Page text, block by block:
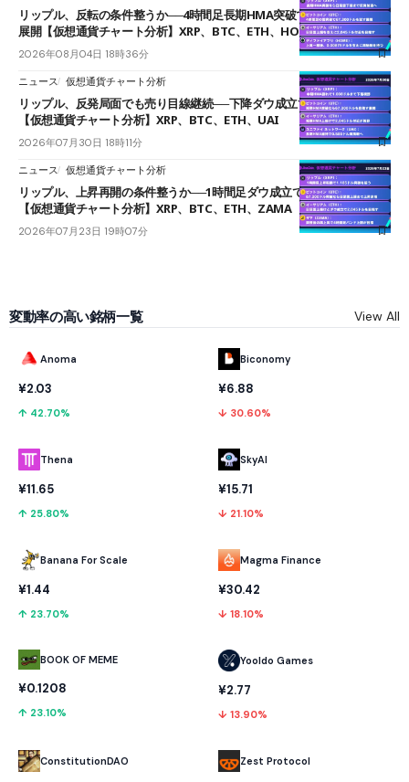
リップル、反転の条件整うか──4時間足長期HMA突破で雲下端を目指す
展開【仮想通貨チャート分析】XRP、BTC、ETH、HOME
2026年08月04日 18時36分
ニュース 仮想通貨チャート分析
リップル、反発局面でも売り目線継続──下降ダウ成立で下値追う展開
【仮想通貨チャート分析】XRP、BTC、ETH、UAI
2026年07月30日 18時11分
ニュース 仮想通貨チャート分析
リップル、上昇再開の条件整うか──1時間足ダウ成立で1.185ドルを狙う
【仮想通貨チャート分析】XRP、BTC、ETH、ZAMA
2026年07月23日 19時07分
変動率の高い銘柄一覧 View All
Anoma
¥2.03
↑ 42.70%
Thena
¥11.65
↑ 25.80%
Banana For Scale
¥1.44
↑ 23.70%
BOOK OF MEME
¥0.1208
↑ 23.10%
ConstitutionDAO
Biconomy
¥6.88
↓ 30.60%
SkyAI
¥15.71
↓ 21.10%
Magma Finance
¥30.42
↓ 18.10%
Yooldo Games
¥2.77
↓ 13.90%
Zest Protocol